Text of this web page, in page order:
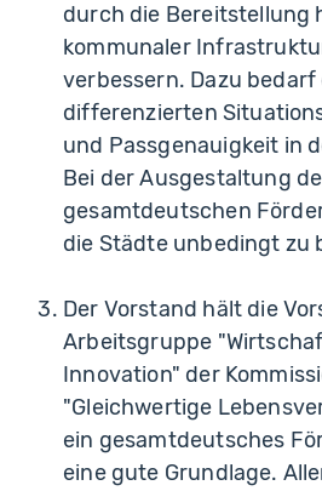
durch die Bereitstellung
kommunaler
verbessern. Dazu bedarf
differenzierten
und Passgenauigkeit in
Bei der Ausgestaltung
gesamtdeutschen
die Städte unbedingt zu
Der Vorstand hält die
Arbeitsgruppe
Innovation" der
"Gleichwertige
ein gesamtdeutsches
eine gute Grundlage.